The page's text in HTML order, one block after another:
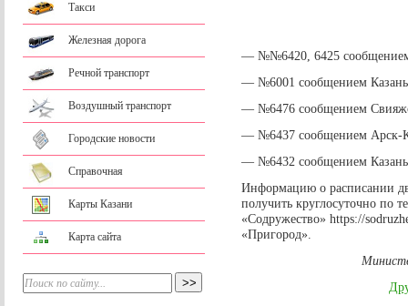
Такси
Железная дорога
Речной транспорт
Воздушный транспорт
Городские новости
Справочная
Карты Казани
Карта сайта
— №№6420, 6425 сообщением
— №6001 сообщением
— №6476 сообщением
— №6437 сообщением Арск-
— №6432 сообщением
Информацию о расписании
получить круглосуточно по
«Содружество» https://
«Пригород».